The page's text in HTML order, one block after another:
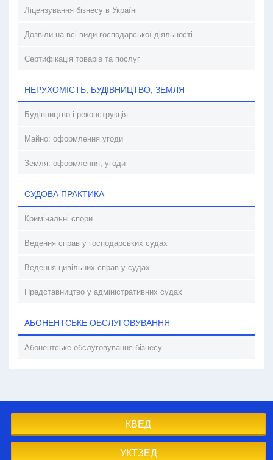
Ліцензування бізнесу в Україні
Дозвіли на всі види господарської діяльності
Сертифікація товарів та послуг
НЕРУХОМІСТЬ, БУДІВНИЦТВО, ЗЕМЛЯ
Будівництво і реконструкція
Майно: оформлення угоди
Земля: оформлення, угоди
СУДОВА ПРАКТИКА
Кримінальні спори
Ведення справ у господарських судах
Ведення цивільних справ у судах
Представництво у адміністративних судах
АБОНЕНТСЬКЕ ОБСЛУГОВУВАННЯ
Абонентське обслуговування бізнесу
КВЕД
УКТЗЕД